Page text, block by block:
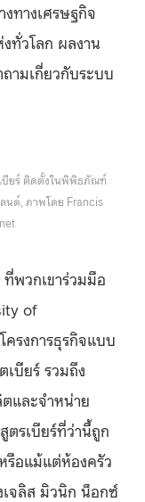
ทางเศรษฐกิจ
ทั่วโลก ผลงาน
ามเกี่ยวกับระบบ
บียร์ ติดตั้งในพิพิธภัณฑ์
นด์, ภาพโดย Francis
ที่พวกเขาร่วมมือ
of
ครงการธุรกิจแบบ
บียร์ รวมถึง
และจำหน่าย
ตรเบียร์ที่ว่านี้ถูก
รือแม้แต่ห้องครัว
เจลิส มิวนิก น็อกซ์